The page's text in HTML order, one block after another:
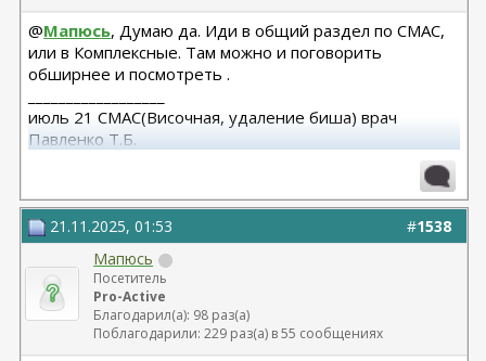
@Мапюсь, Думаю да. Иди в общий раздел по СМАС,
или в Комплексные. Там можно и поговорить
обширнее и посмотреть .
июль 21 СМАС(Височная, удаление биша) врач
Павленко Т.Б.
#1538
21.11.2025, 01:53
Мапюсь
Посетитель
Pro-Active
Благодарил(а): 98 раз(а)
Поблагодарили: 229 раз(а) в 55 сообщениях